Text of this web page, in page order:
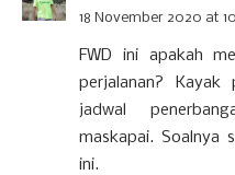
18 November 2020 at
FWD ini apakah
perjalanan? Kayak
jadwal
maskapai. Soalnya
ini.